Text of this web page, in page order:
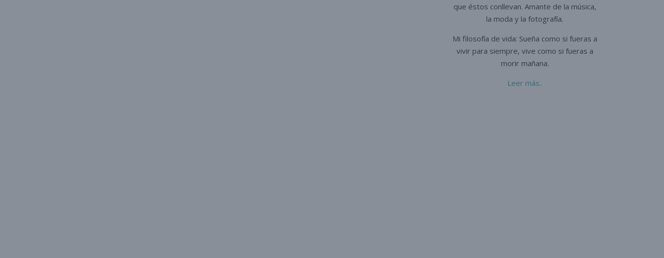
que éstos conllevan. Amante de la música,
la moda y la fotografía.
Mi filosofía de vida: Sueña como si fueras a
vivir para siempre, vive como si fueras a
morir mañana.
Leer más..